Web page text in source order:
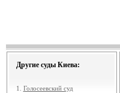
Другие суды Киева:
1. Голосеевский суд